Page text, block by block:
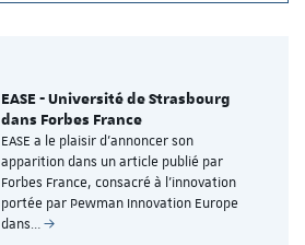
EASE - Université de Strasbourg
dans Forbes France
EASE a le plaisir d’annoncer son
apparition dans un article publié par
Forbes France, consacré à l’innovation
portée par Pewman Innovation Europe
dans…